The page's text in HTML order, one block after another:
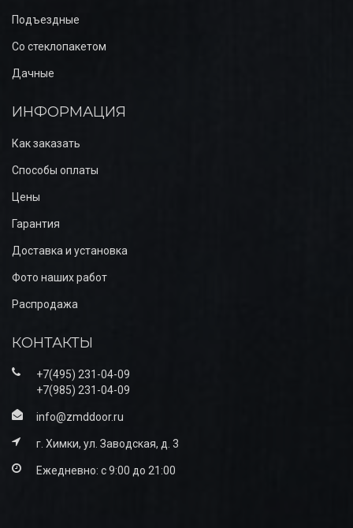
Подъездные
Со стеклопакетом
Дачные
ИНФОРМАЦИЯ
Как заказать
Способы оплаты
Цены
Гарантия
Доставка и установка
Фото наших работ
Распродажа
КОНТАКТЫ
+7(495) 231-04-09
+7(985) 231-04-09
info@zmddoor.ru
г. Химки, ул. Заводская, д. 3
Ежедневно: с 9:00 до 21:00